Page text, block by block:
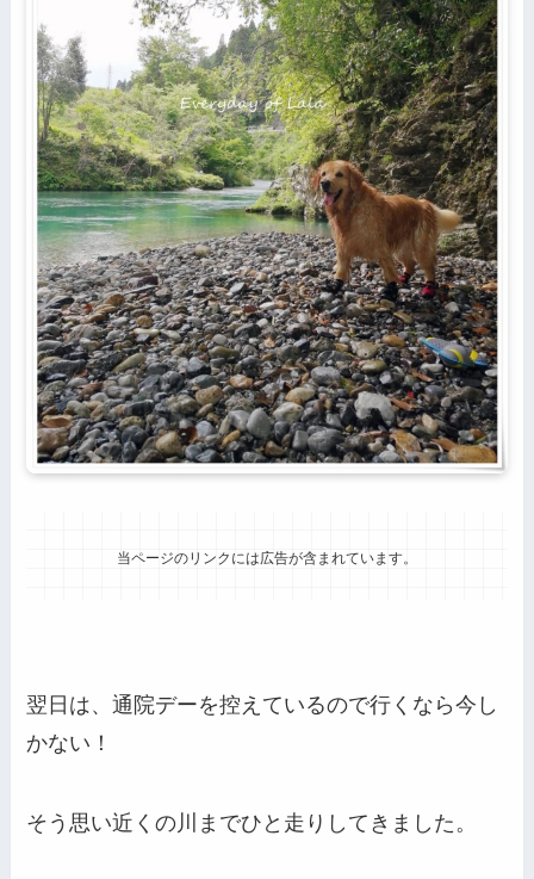
当ページのリンクには広告が含まれています。
翌日は、通院デーを控えているので行くなら今し
かない！
そう思い近くの川までひと走りしてきました。